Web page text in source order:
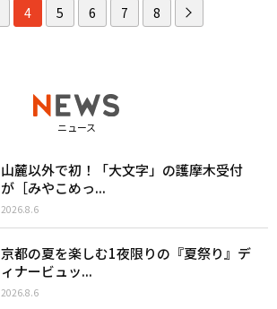
4 5 6 7 8
ニュース
山麓以外で初！「大文字」の護摩木受付
が［みやこめっ...
2026.8.6
京都の夏を楽しむ1夜限りの『夏祭り』デ
ィナービュッ...
2026.8.6